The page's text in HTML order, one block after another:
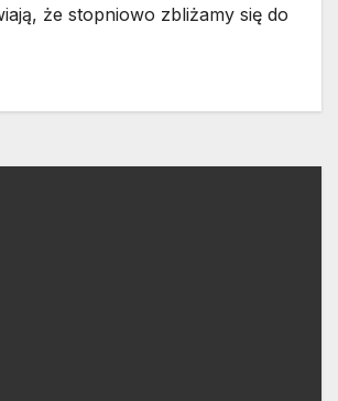
że stopniowo zbliżamy się do